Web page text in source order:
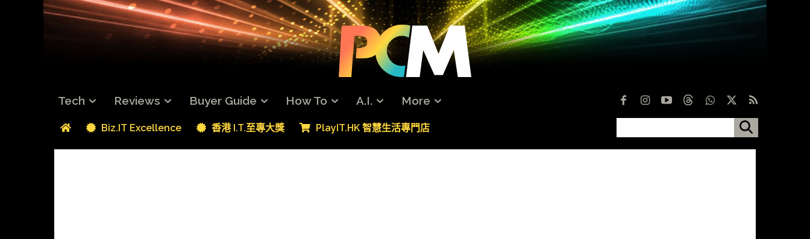
Tech Reviews Buyer Guide How To A.I. More
Biz.IT Excellence 香港 I.T.至專大獎 PlayIT.HK 智慧生活專門店